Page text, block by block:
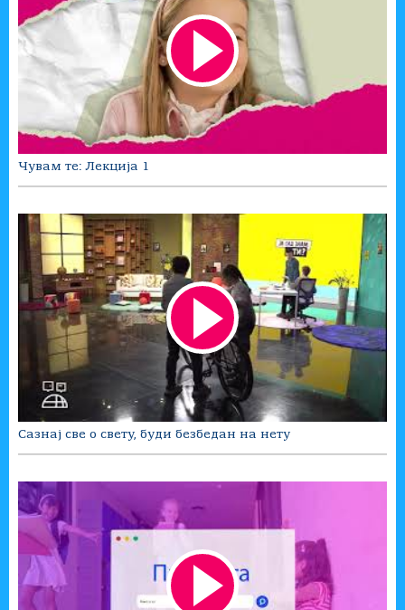
Чувам те: Лекција 1
Сазнај све о свету, буди безбедан на нету